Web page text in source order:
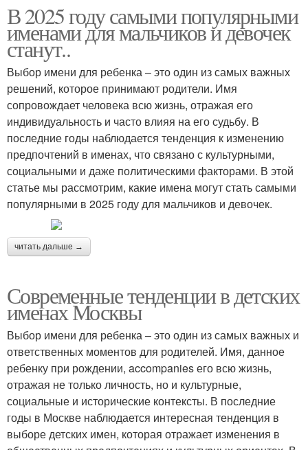
В 2025 году самыми популярными
именами для мальчиков и девочек
станут..
Выбор имени для ребенка – это один из самых важных
решений, которое принимают родители. Имя
сопровождает человека всю жизнь, отражая его
индивидуальность и часто влияя на его судьбу. В
последние годы наблюдается тенденция к изменению
предпочтений в именах, что связано с культурными,
социальными и даже политическими факторами. В этой
статье мы рассмотрим, какие имена могут стать самыми
популярными в 2025 году для мальчиков и девочек.
читать дальше →
Современные тенденции в детских
именах Москвы
Выбор имени для ребенка – это один из самых важных и
ответственных моментов для родителей. Имя, данное
ребенку при рождении, accompanies его всю жизнь,
отражая не только личность, но и культурные,
социальные и исторические контексты. В последние
годы в Москве наблюдается интересная тенденция в
выборе детских имен, которая отражает изменения в